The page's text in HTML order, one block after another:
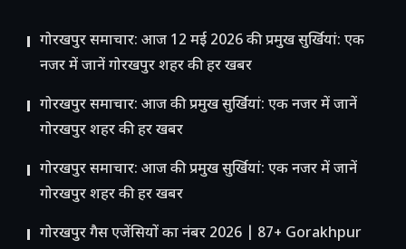
गोरखपुर समाचार: आज 12 मई 2026 की प्रमुख सुर्खियां: एक
नजर में जानें गोरखपुर शहर की हर खबर
गोरखपुर समाचार: आज की प्रमुख सुर्खियां: एक नजर में जानें
गोरखपुर शहर की हर खबर
गोरखपुर समाचार: आज की प्रमुख सुर्खियां: एक नजर में जानें
गोरखपुर शहर की हर खबर
गोरखपुर गैस एजेंसियों का नंबर 2026 | 87+ Gorakhpur